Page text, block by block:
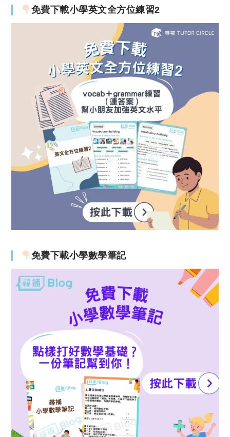
免費下載小學英文全方位練習2
免費下載小學數學筆記